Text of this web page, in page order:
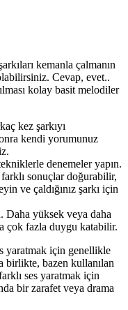
kemanla çalmanın
Cevap, evet..
kolay basit melodiler
kez şarkıyı
kendi yorumunuz
denemeler yapın.
sonuçlar doğurabilir,
ve çaldığınız şarkı için
Daha yüksek veya daha
çok fazla duygu katabilir.
yaratmak için genellikle
birlikte, bazen kullanılan
ses yaratmak için
bir zarafet veya drama